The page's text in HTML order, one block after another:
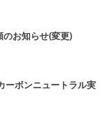
お知らせ(変更)
ーボンニュートラル実